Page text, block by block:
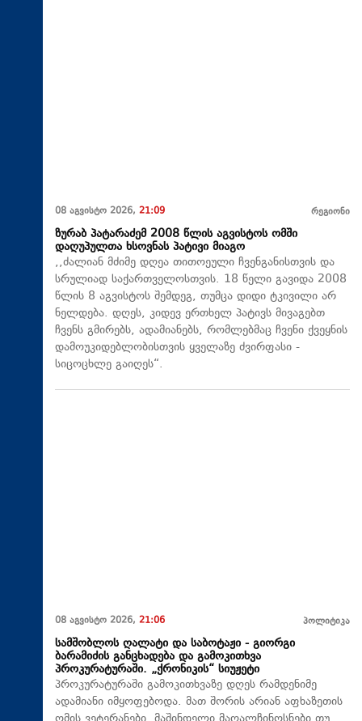
08 აგვისტო 2026, 21:09 რეგიონი
ზურაბ პატარაძემ 2008 წლის აგვისტოს ომში
დაღუპულთა ხსოვნას პატივი მიაგო
,,ძალიან მძიმე დღეა თითოეული ჩვენგანისთვის და
სრულიად საქართველოსთვის. 18 წელი გავიდა 2008
წლის 8 აგვისტოს შემდეგ, თუმცა დიდი ტკივილი არ
ნელდება. დღეს, კიდევ ერთხელ პატივს მივაგებთ
ჩვენს გმირებს, ადამიანებს, რომლებმაც ჩვენი ქვეყნის
დამოუკიდებლობისთვის ყველაზე ძვირფასი -
სიცოცხლე გაიღეს“.
08 აგვისტო 2026, 21:06 პოლიტიკა
სამშობლოს ღალატი და საბოტაჟი - გიორგი
ბარამიძის განცხადება და გამოკითხვა
პროკურატურაში. „ქრონიკის“ სიუჟეტი
პროკურატურაში გამოკითხვაზე დღეს რამდენიმე
ადამიანი იმყოფებოდა. მათ შორის არიან აფხაზეთის